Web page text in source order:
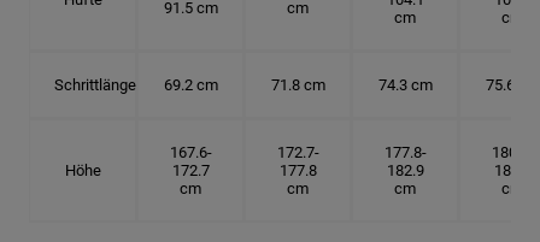
91.5 cm
cm
cm
cm
Schrittlänge 69.2 cm 71.8 cm 74.3 cm 75.6 cm
Höhe
167.6-
172.7
cm
172.7-
177.8
cm
177.8-
182.9
cm
180.3-
185.5
cm